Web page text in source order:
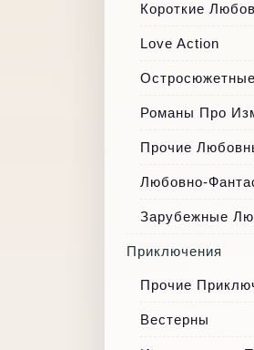
Короткие
Love Action
Романы Про
Прочие
Любовно-
Зарубежные
Приключения
Прочие
Вестерны